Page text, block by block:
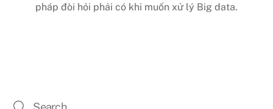
pháp đòi hỏi phải có khi muốn xử lý Big data.